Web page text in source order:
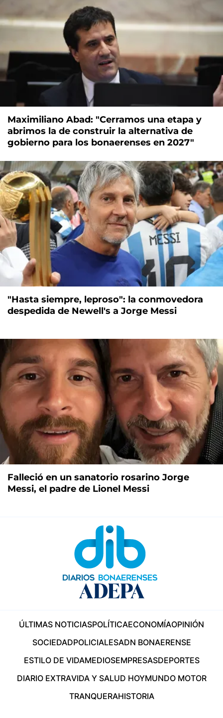
Maximiliano Abad: "Cerramos una etapa y
abrimos la de construir la alternativa de
gobierno para los bonaerenses en 2027"
"Hasta siempre, leproso": la conmovedora
despedida de Newell's a Jorge Messi
Falleció en un sanatorio rosarino Jorge
Messi, el padre de Lionel Messi
ÚLTIMAS NOTICIASPOLÍTICAECONOMÍAOPINIÓN
SOCIEDADPOLICIALESADN BONAERENSE
ESTILO DE VIDAMEDIOSEMPRESASDEPORTES
DIARIO EXTRAVIDA Y SALUD HOYMUNDO MOTOR
TRANQUERAHISTORIA